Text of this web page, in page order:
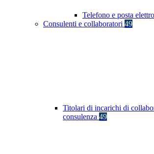
Telefono e posta
Consulenti e collaboratori 49
Titolari di incarichi di
consulenza 49